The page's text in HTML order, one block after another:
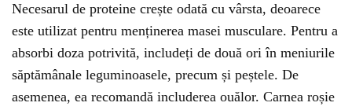
Necesarul de proteine ​​crește odată cu vârsta, deoarece
este utilizat pentru menținerea masei musculare. Pentru a
absorbi doza potrivită, includeți de două ori în meniurile
săptămânale leguminoasele, precum și peștele. De
asemenea, ea recomandă includerea ouălor. Carnea roșie